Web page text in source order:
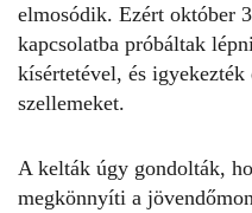
elmosódik. Ezért október
kapcsolatba próbáltak
kísértetével, és
szellemeket.
A kelták úgy gondolták,
megkönnyíti a